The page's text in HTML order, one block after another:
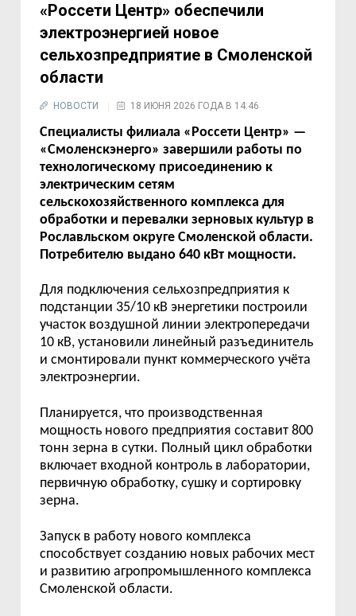
«Россети Центр» обеспечили
электроэнергией новое
сельхозпредприятие в Смоленской
области
НОВОСТИ 18 ИЮНЯ 2026 ГОДА В 14:46
Специалисты филиала «Россети Центр» —
«Смоленскэнерго» завершили работы по
технологическому присоединению к
электрическим сетям
сельскохозяйственного комплекса для
обработки и перевалки зерновых культур в
Рославльском округе Смоленской области.
Потребителю выдано 640 кВт мощности.
Для подключения сельхозпредприятия к
подстанции 35/10 кВ энергетики построили
участок воздушной линии электропередачи
10 кВ, установили линейный разъединитель
и смонтировали пункт коммерческого учёта
электроэнергии.
Планируется, что производственная
мощность нового предприятия составит 800
тонн зерна в сутки. Полный цикл обработки
включает входной контроль в лаборатории,
первичную обработку, сушку и сортировку
зерна.
Запуск в работу нового комплекса
способствует созданию новых рабочих мест
и развитию агропромышленного комплекса
Смоленской области.